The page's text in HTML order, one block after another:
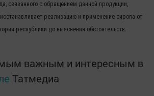
связанного с обращением данной продукции,
реализацию и применение сиропа от
республики до выяснения обстоятельств.
важным и интересным в
Татмедиа